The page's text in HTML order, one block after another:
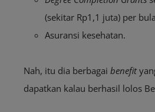
(sekitar Rp1,1 juta) per
Asuransi kesehatan.
Nah, itu dia berbagai benefit
dapatkan kalau berhasil lolos